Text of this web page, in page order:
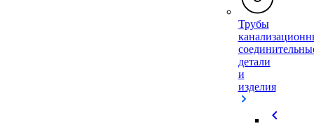
Трубы
детали
и
изделия
chevron_left